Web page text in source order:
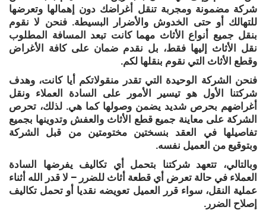
شركة مضمونة ومجربة تنقل أغراضك دون إهمالها وتعرضها
للتهالك أو حتى الخدوش والأضرار البسيطة. فنحن لا نقوم
بنقل جميع أنواع الأثاث مهما كانت تبعد المسافة المطلوب
نقل الأثاث إليها فقط، بل نقدم ضمان على كافة الأغراض
وقطع الأثاث التي نقوم بنقلها لكم.
فنحن الشركة الوحيدة التي تقدر منقولاتكم أيا كانت، وهدف
شركتنا الأول هو تيسير الأمور على السادة العملاء ونقل
أغراضهم بحرص شديد يضمن وصولها كما هي. لذلك، تحرص
الشركة على معاينة جميع قطع الأثاث والعفش وتدوينها بجميع
تفاصيلها في العقد بنسختين مختومتين من قبل الشركة
وبتوقيع من العميل نفسه.
وبالتالي، تتعهد شركتنا بتحمل أي تكاليف يفرضها السادة
العملاء في حالة تعرض أي قطعة أثاث للضرر – لا قدر الله أثناء
عملية النقل، سواء قرر العميل تعويضه نقديا أو تحمل تكاليف
إصلاح الضرر.